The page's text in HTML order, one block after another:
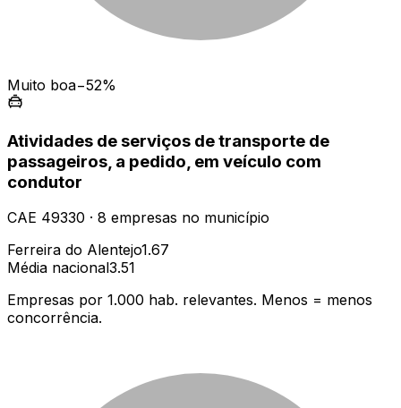
Muito boa−52%
Atividades de serviços de transporte de
passageiros, a pedido, em veículo com
condutor
CAE 49330 · 8 empresas no município
Ferreira do Alentejo1.67
Média nacional3.51
Empresas por 1.000 hab. relevantes. Menos = menos
concorrência.